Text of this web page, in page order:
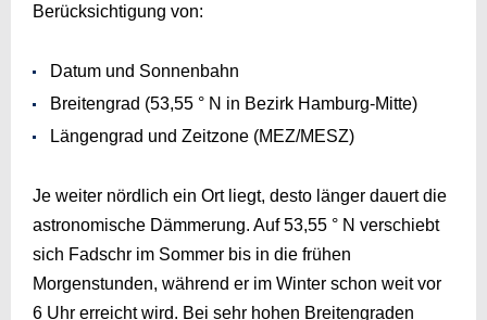
Berücksichtigung von:
Datum und Sonnenbahn
Breitengrad (53,55 ° N in Bezirk Hamburg-Mitte)
Längengrad und Zeitzone (MEZ/MESZ)
Je weiter nördlich ein Ort liegt, desto länger dauert die
astronomische Dämmerung. Auf 53,55 ° N verschiebt
sich Fadschr im Sommer bis in die frühen
Morgenstunden, während er im Winter schon weit vor
6 Uhr erreicht wird. Bei sehr hohen Breitengraden